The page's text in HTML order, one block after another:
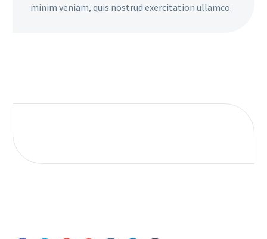
minim veniam, quis nostrud exercitation ullamco.